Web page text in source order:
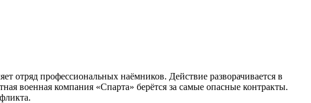
отряд профессиональных наёмников. Действие разворачивается в
военная компания «Спарта» берётся за самые опасные контракты.